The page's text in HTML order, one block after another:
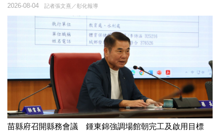
記者張文熹／彰化報導
2026-08-04
苗縣府召開縣務會議 鍾東錦強調場館朝完工及啟用目標